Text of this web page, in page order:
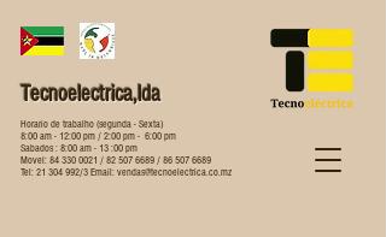
Tecnoelectrica,lda
Horario de trabalho (segunda - Sexta)
8:00 am - 12:00 pm / 2:00 pm - 6:00 pm
Sabados : 8:00 am - 13 :00 pm
Movel: 84 330 0021 / 82 507 6689 / 86 507 6689
Tel: 21 304 992/3 Email: vendas@tecnoelectrica.co.mz